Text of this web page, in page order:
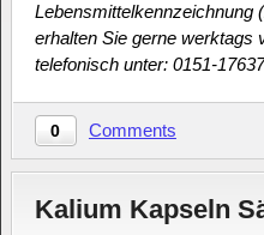
Lebensmittelkennzeichnung
erhalten Sie gerne werktags
telefonisch unter: 0151-
0 Comments
Kalium Kapseln